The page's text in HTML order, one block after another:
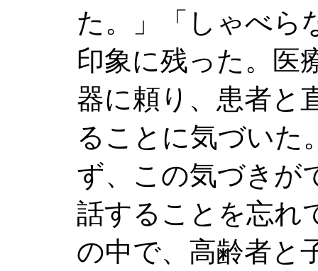
た。」「しゃべら
印象に残った。医
器に頼り、患者と
ることに気づいた
ず、この気づきが
話することを忘れ
の中で、高齢者と